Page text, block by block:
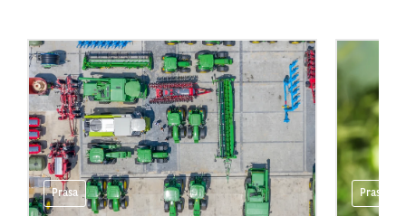
Prasa Prasa